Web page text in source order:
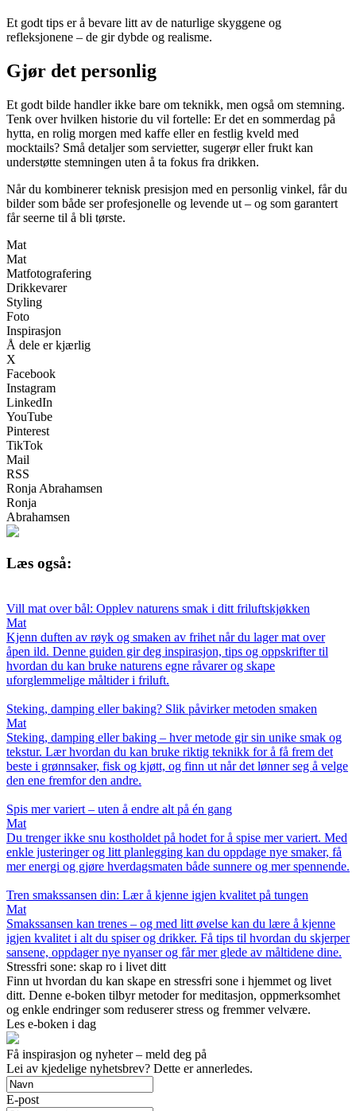
Et godt tips er å bevare litt av de naturlige skyggene og
refleksjonene – de gir dybde og realisme.
Gjør det personlig
Et godt bilde handler ikke bare om teknikk, men også om stemning.
Tenk over hvilken historie du vil fortelle: Er det en sommerdag på
hytta, en rolig morgen med kaffe eller en festlig kveld med
mocktails? Små detaljer som servietter, sugerør eller frukt kan
understøtte stemningen uten å ta fokus fra drikken.
Når du kombinerer teknisk presisjon med en personlig vinkel, får du
bilder som både ser profesjonelle og levende ut – og som garantert
får seerne til å bli tørste.
Mat
Mat
Matfotografering
Drikkevarer
Styling
Foto
Inspirasjon
Å dele er kjærlig
X
Facebook
Instagram
LinkedIn
YouTube
Pinterest
TikTok
Mail
RSS
Ronja Abrahamsen
Ronja
Abrahamsen
Læs også:
Vill mat over bål: Opplev naturens smak i ditt friluftskjøkken
Mat
Kjenn duften av røyk og smaken av frihet når du lager mat over
åpen ild. Denne guiden gir deg inspirasjon, tips og oppskrifter til
hvordan du kan bruke naturens egne råvarer og skape
uforglemmelige måltider i friluft.
Steking, damping eller baking? Slik påvirker metoden smaken
Mat
Steking, damping eller baking – hver metode gir sin unike smak og
tekstur. Lær hvordan du kan bruke riktig teknikk for å få frem det
beste i grønnsaker, fisk og kjøtt, og finn ut når det lønner seg å velge
den ene fremfor den andre.
Spis mer variert – uten å endre alt på én gang
Mat
Du trenger ikke snu kostholdet på hodet for å spise mer variert. Med
enkle justeringer og litt planlegging kan du oppdage nye smaker, få
mer energi og gjøre hverdagsmaten både sunnere og mer spennende.
Tren smakssansen din: Lær å kjenne igjen kvalitet på tungen
Mat
Smakssansen kan trenes – og med litt øvelse kan du lære å kjenne
igjen kvalitet i alt du spiser og drikker. Få tips til hvordan du skjerper
sansene, oppdager nye nyanser og får mer glede av måltidene dine.
Stressfri sone: skap ro i livet ditt
Finn ut hvordan du kan skape en stressfri sone i hjemmet og livet
ditt. Denne e-boken tilbyr metoder for meditasjon, oppmerksomhet
og enkle endringer som reduserer stress og fremmer velvære.
Les e-boken i dag
Få inspirasjon og nyheter – meld deg på
Lei av kjedelige nyhetsbrev? Dette er annerledes.
E-post